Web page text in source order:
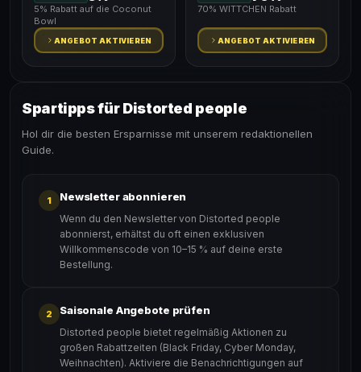
5% Rabatt auf die Coconut
Bowl
ANGEBOT AKTIVIEREN
70% WITTCHEN Rabatt
ANGEBOT AKTIVIEREN
Spartipps für Distorted people
Hol dir die besten Ersparnisse mit unserem redaktionellen
Guide.
1 Newsletter abonnieren
Wenn du den Newsletter von Distorted people
abonnierst, erhältst du oft einen exklusiven
Willkommenscode von 10–15 % auf deine erste
Bestellung.
2 Saisonale Angebote prüfen
Distorted people bietet regelmäßig Aktionen zu
großen Rabattzeiten (Black Friday, Cyber Monday,
Weihnachten). Aktiviere die Benachrichtigungen auf